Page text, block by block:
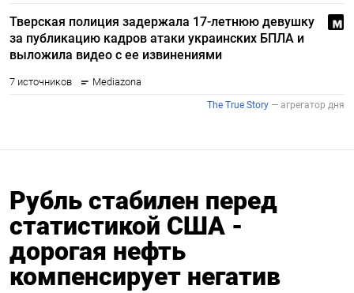
Рубль стабилен перед
статистикой США -
дорогая нефть
компенсирует негатив